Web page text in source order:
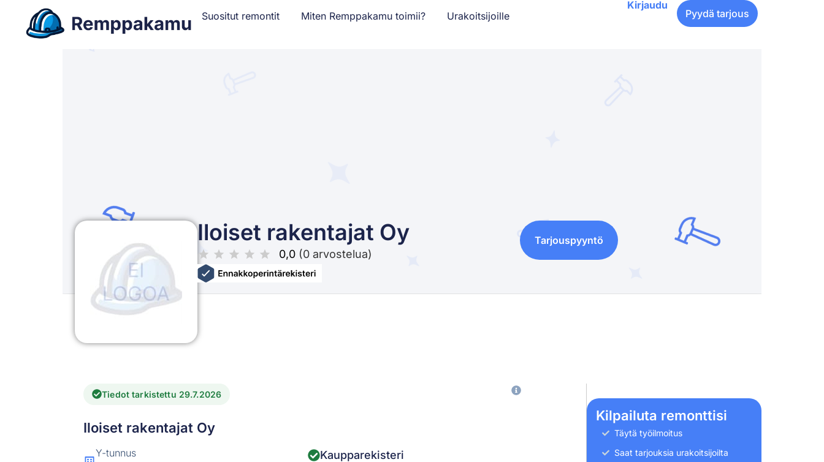
Suositut remontit Miten Remppakamu toimii? Urakoitsijoille
Kirjaudu
Pyydä tarjous
Iloiset rakentajat Oy
0,0 (0 arvostelua)
Tarjouspyyntö
Tiedot tarkistettu 29.7.2026
Iloiset rakentajat Oy
Y-tunnus Kaupparekisteri
Kilpailuta remonttisi
Täytä työilmoitus
Saat tarjouksia urakoitsijoilta